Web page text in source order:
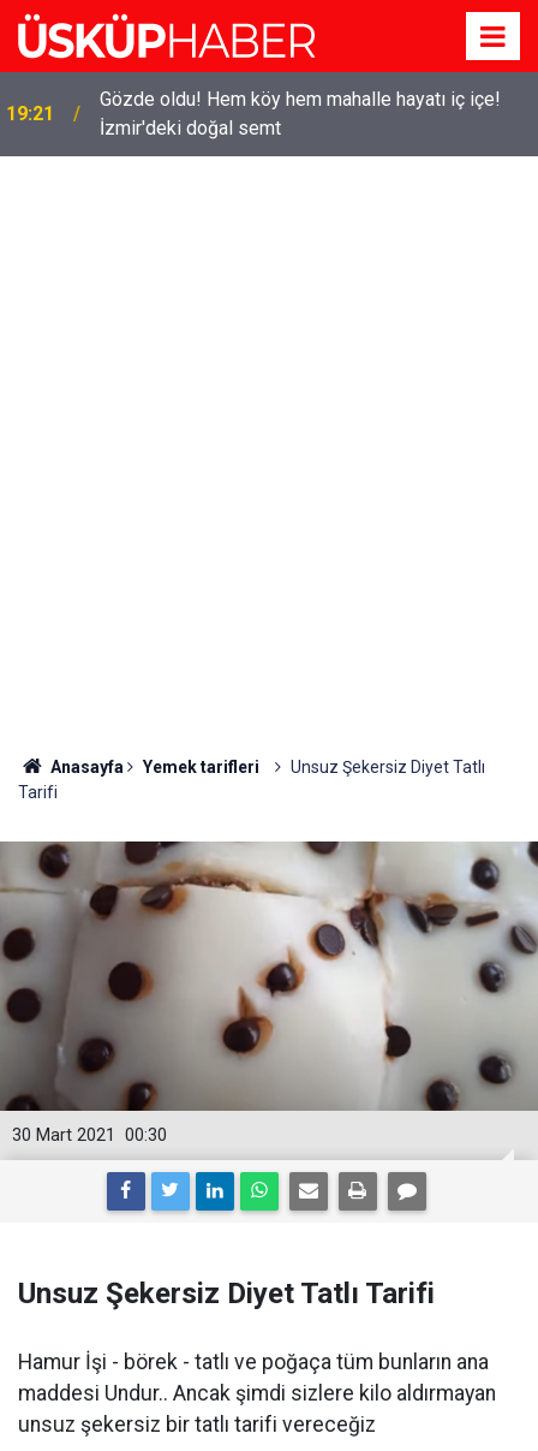
19:21
Gözde oldu! Hem köy hem mahalle hayatı iç içe!
İzmir'deki doğal semt
Anasayfa Yemek tarifleri
Unsuz Şekersiz Diyet Tatlı
Tarifi
00:30
30 Mart 2021
Unsuz Şekersiz Diyet Tatlı Tarifi
Hamur İşi - börek - tatlı ve poğaça tüm bunların ana
maddesi Undur.. Ancak şimdi sizlere kilo aldırmayan
unsuz şekersiz bir tatlı tarifi vereceğiz